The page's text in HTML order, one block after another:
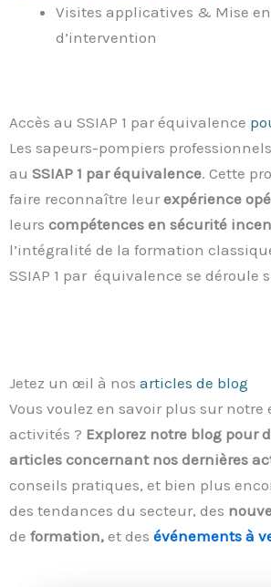
Visites applicatives & Mise
d’intervention
Accès au SSIAP 1 par équivalence
Les sapeurs-pompiers
au SSIAP 1 par équivalence. Cette
faire reconnaître leur expérience
leurs compétences en sécurité
l’intégralité de la formation
SSIAP 1 par équivalence se déroule
Jetez un œil à nos articles de blog
Vous voulez en savoir plus sur notre
activités ? Explorez notre blog pour
articles concernant nos dernières
conseils pratiques, et bien plus
des tendances du secteur, des
de formation, et des événements à